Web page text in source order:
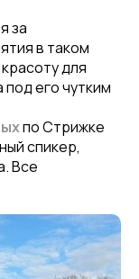
за
в таком
для
под его чутким
по Стрижке
спикер,
Все